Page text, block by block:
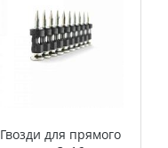
Гвозди для прямого